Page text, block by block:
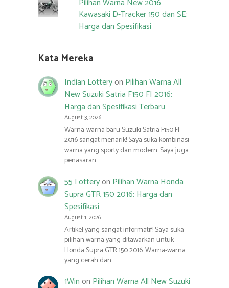
Pilihan Warna New 2016
Kawasaki D-Tracker 150 dan SE:
Harga dan Spesifikasi
Kata Mereka
Indian Lotteryon Pilihan Warna All
New Suzuki Satria F150 FI 2016:
Harga dan Spesifikasi Terbaru
August 3, 2026
Warna-warna baru Suzuki Satria F150 FI
2016 sangat menarik! Saya suka kombinasi
warna yang sporty dan modern. Saya juga
penasaran…
55 Lotteryon Pilihan Warna Honda
Supra GTR 150 2016: Harga dan
Spesifikasi
August 1, 2026
Artikel yang sangat informatif! Saya suka
pilihan warna yang ditawarkan untuk
Honda Supra GTR 150 2016. Warna-warna
yang cerah dan…
1Winon Pilihan Warna All New Suzuki